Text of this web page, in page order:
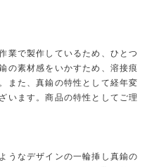
業で製作しているため、ひとつ
の素材感をいかすため、溶接痕
また、真鍮の特性として経年変
います。商品の特性としてご理
うなデザインの一輪挿し真鍮の